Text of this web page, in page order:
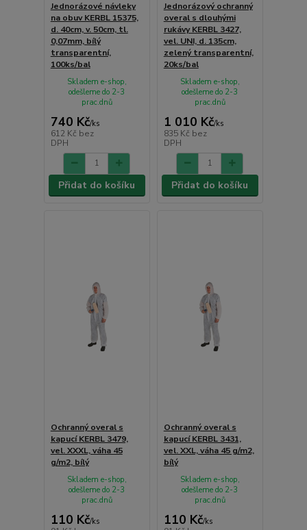
Jednorázové návleky
na obuv KERBL 15375,
d. 40cm, v. 50cm, tl.
0,07mm, bílý
transparentní,
100ks/bal
740 Kč/ks
612 Kč bez
DPH
Skladem e-shop,
odešleme do 2-3
prac.dnů
Přidat do košíku
Jednorázový ochranný
overal s dlouhými
rukávy KERBL 3427,
vel. UNI, d. 135cm,
zelený transparentní,
20ks/bal
1 010 Kč/ks
835 Kč bez
DPH
Skladem e-shop,
odešleme do 2-3
prac.dnů
Přidat do košíku
Ochranný overal s
kapucí KERBL 3479,
vel. XXXL, váha 45
g/m2, bílý
110 Kč/ks
Skladem e-shop,
odešleme do 2-3
prac.dnů
Ochranný overal s
kapucí KERBL 3431,
vel. XXL, váha 45 g/m2,
bílý
110 Kč/ks
Skladem e-shop,
odešleme do 2-3
prac.dnů